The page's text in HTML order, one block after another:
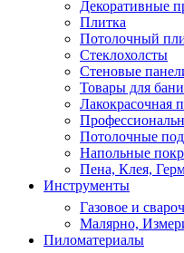
Декоративные
Плитка
Потолочный
Стеклохолсты
Стеновые
Товары для
Лакокрасочная
Потолочные
Напольные
Пена, Клея,
Инструменты
Газовое и
Малярно,
Пиломатериалы